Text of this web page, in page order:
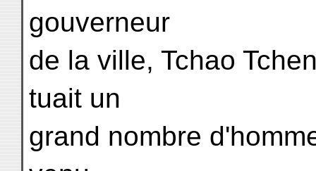
gouverneur
de la ville, Tchao
tuait un
grand nombre